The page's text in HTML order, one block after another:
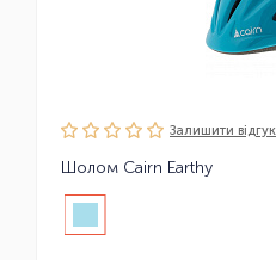
Залишити вiдгук
Шолом Cairn Earthy